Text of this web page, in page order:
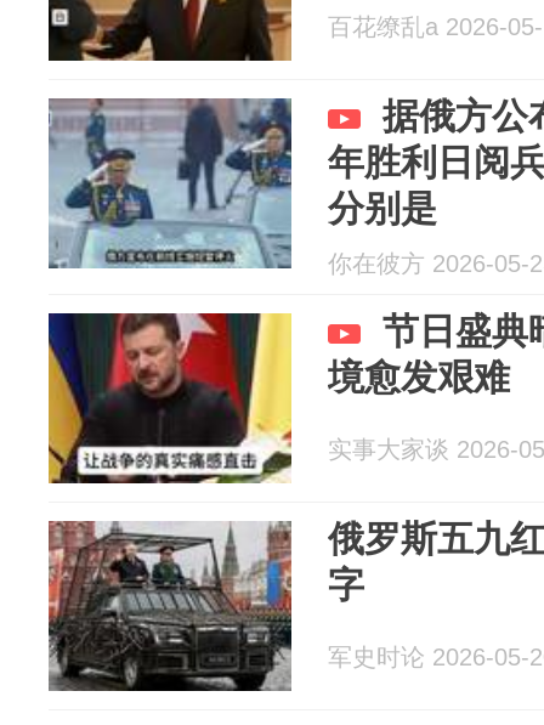
百花缭乱a 2026-
据俄方公
年胜利日阅
分别是
你在彼方 2026-05-
节日盛典
境愈发艰难
实事大家谈 2026-
俄罗斯五九
字
军史时论 2026-05-